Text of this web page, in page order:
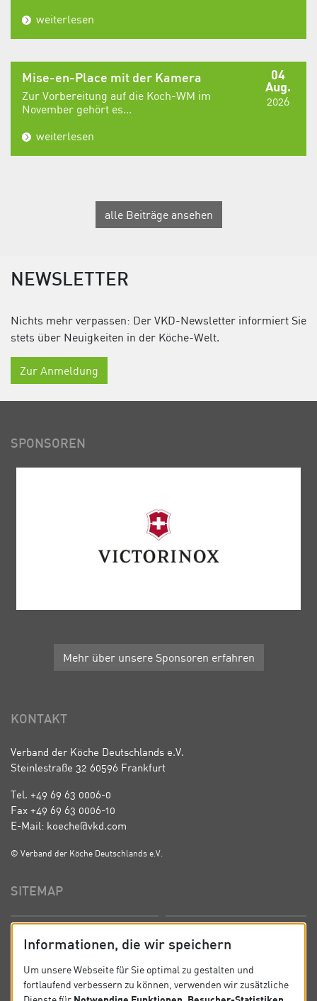
weiterlesen
04
Aug.
2026
Mise-en-Place mit der Kamera
Zur Vorbereitung auf die Koch-WM im
November gehört es...
weiterlesen
alle Beiträge ansehen
NEWSLETTER
Nichts mehr verpassen: Der VKD-Newsletter informiert Sie
stets über Neuigkeiten in der Köche-Welt.
Zur Anmeldung
SPONSOREN
Mehr über unsere Sponsoren erfahren
KONTAKT
Verband der Köche Deutschlands e.V.
Steinlestraße 32 60596 Frankfurt
Tel. +49 69 63 0006-0
Fax +49 69 63 0006-10
E-Mail: koeche@vkd.com
© Verband der Köche Deutschlands e.V.
SITEMAP
News Kontakt
Informationen, die wir speichern
Um unsere Webseite für Sie optimal zu gestalten und
fortlaufend verbessern zu können, verwenden wir zusätzliche